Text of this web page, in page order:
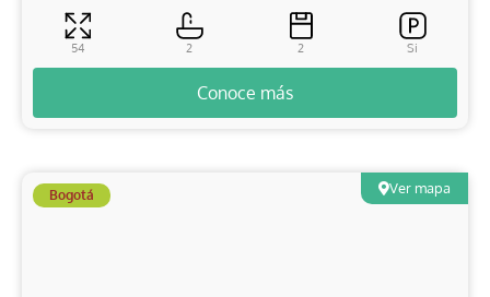
54 2 2 Si
Conoce más
Ver mapa
Bogotá